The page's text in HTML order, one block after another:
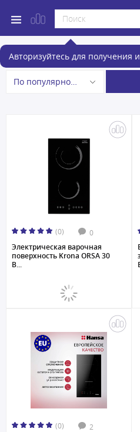
Авторизуйтесь для получения
Электрические
По популярности
(0) 0
Электрическая варочная
поверхность Krona ORSA 30
B...
(0) 2